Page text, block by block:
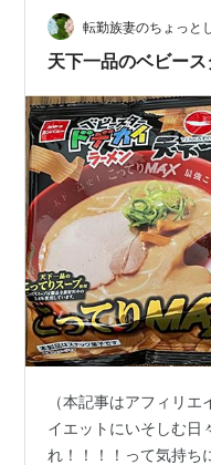
転勤族妻のちょっと
天下一品のベビース
（本記事はアフィリ
イエットにいそしむ日
れ！！！！って気持ち